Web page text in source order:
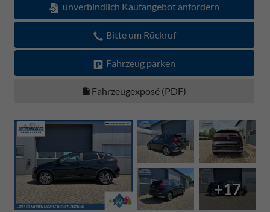
unverbindlich Kaufangebot anfordern
Bitte um Rückruf
Fahrzeug parken
Fahrzeugexposé (PDF)
+17